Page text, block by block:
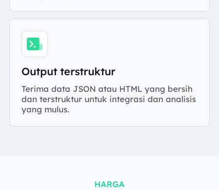
Output terstruktur
Terima data JSON atau HTML yang bersih
dan terstruktur untuk integrasi dan analisis
yang mulus.
HARGA